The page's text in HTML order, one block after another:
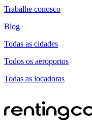
Trabalhe conosco
Blog
Todas as cidades
Todos os aeroportos
Todas as locadoras